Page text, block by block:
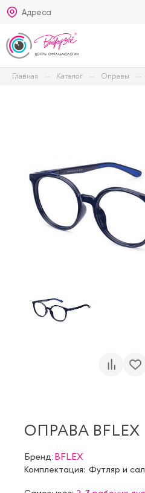
Адреса
Главная Каталог Оправы
ОПРАВА BFLEX
Бренд:BFLEX
Комплектация: Футляр и